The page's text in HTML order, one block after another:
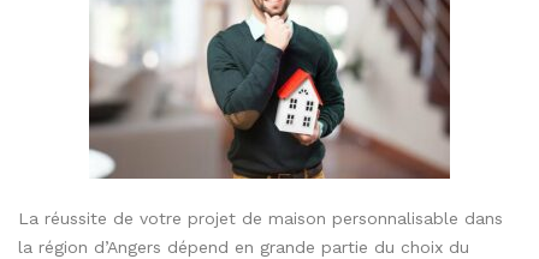
La réussite de votre projet de maison personnalisable dans
la région d’Angers dépend en grande partie du choix du